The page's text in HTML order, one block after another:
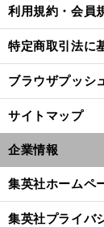
利用規約・会員
特定商取引法に
ブラウザプッシ
サイトマップ
企業情報
集英社ホームペ
集英社プライバ